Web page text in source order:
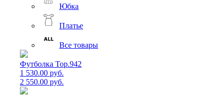
Юбка
Платье
Все товары
Футболка Top.942
1 530.00 руб.
2 550.00 руб.